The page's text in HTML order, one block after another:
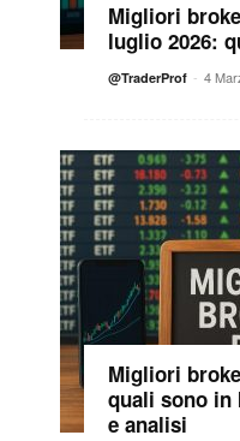
Migliori
luglio 2026:
@TraderProf - 4
Migliori
quali sono in
e analisi